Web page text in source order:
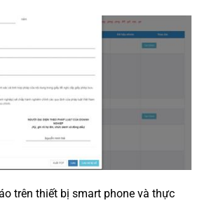
trên thiết bị smart phone và thực